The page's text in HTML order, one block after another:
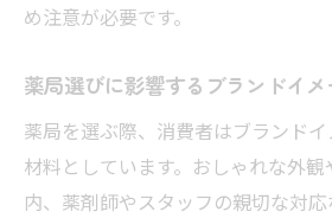
め注意が必要です。
薬局選びに影響するブランドイ
薬局を選ぶ際、消費者はブランド
材料としています。おしゃれな外
内、薬剤師やスタッフの親切な対